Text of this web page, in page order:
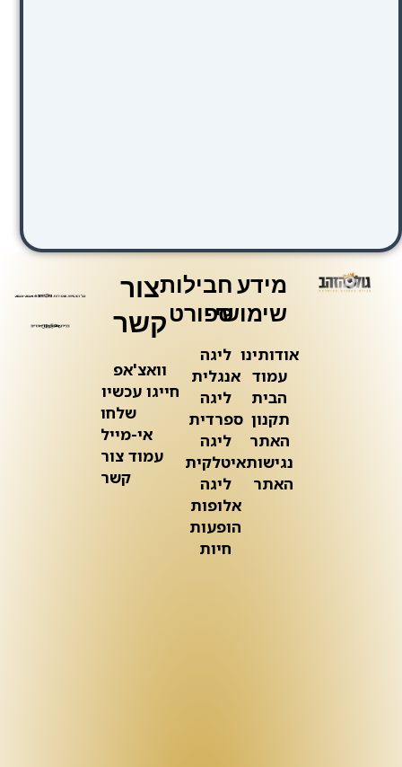
מידע
שימושי
אודותינו
עמוד
הבית
תקנון
האתר
נגישות
האתר
חבילות
ספורט
ליגה
אנגלית
ליגה
ספרדית
ליגה
איטלקית
ליגה
אלופות
הופעות
חיות
צור
קשר
וואצ'אפ
חייגו עכשיו
שלחו
אי-מייל
עמוד צור
קשר